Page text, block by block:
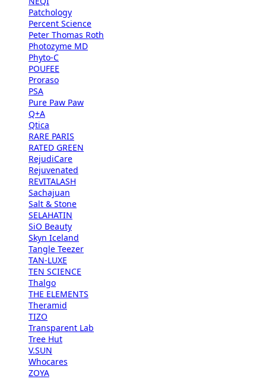
Patchology
Percent Science
Peter Thomas Roth
Photozyme MD
Phyto-C
POUFEE
Proraso
PSA
Pure Paw Paw
Q+A
Qtica
RARE PARIS
RATED GREEN
RejudiCare
Rejuvenated
REVITALASH
Sachajuan
Salt & Stone
SELAHATIN
SiO Beauty
Skyn Iceland
Tangle Teezer
TAN-LUXE
TEN SCIENCE
Thalgo
THE ELEMENTS
Theramid
TIZO
Transparent Lab
Tree Hut
V.SUN
Whocares
ZOYA